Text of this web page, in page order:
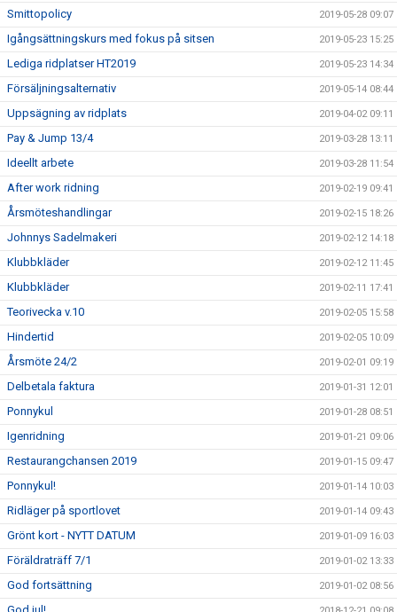
Smittopolicy 2019-05-28 09:07
Igångsättningskurs med fokus på sitsen 2019-05-23 15:25
Lediga ridplatser HT2019 2019-05-23 14:34
Försäljningsalternativ 2019-05-14 08:44
Uppsägning av ridplats 2019-04-02 09:11
Pay & Jump 13/4 2019-03-28 13:11
Ideellt arbete 2019-03-28 11:54
After work ridning 2019-02-19 09:41
Årsmöteshandlingar 2019-02-15 18:26
Johnnys Sadelmakeri 2019-02-12 14:18
Klubbkläder 2019-02-12 11:45
Klubbkläder 2019-02-11 17:41
Teorivecka v.10 2019-02-05 15:58
Hindertid 2019-02-05 10:09
Årsmöte 24/2 2019-02-01 09:19
Delbetala faktura 2019-01-31 12:01
Ponnykul 2019-01-28 08:51
Igenridning 2019-01-21 09:06
Restaurangchansen 2019 2019-01-15 09:47
Ponnykul! 2019-01-14 10:03
Ridläger på sportlovet 2019-01-14 09:43
Grönt kort - NYTT DATUM 2019-01-09 16:03
Föräldraträff 7/1 2019-01-02 13:33
God fortsättning 2019-01-02 08:56